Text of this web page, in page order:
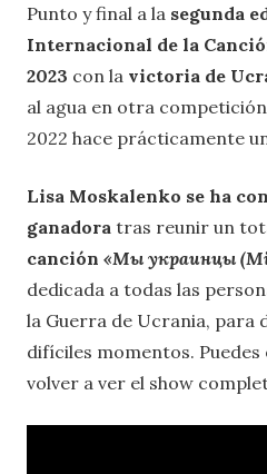
Punto y final a la segunda
Internacional de la
2023 con la victoria de
al agua en otra
2022 hace prácticamente
Lisa Moskalenko se ha
ganadora tras reunir un
canción «Мы украинцы
dedicada a todas las
la Guerra de Ucrania, para
difíciles momentos. Puedes
volver a ver el show